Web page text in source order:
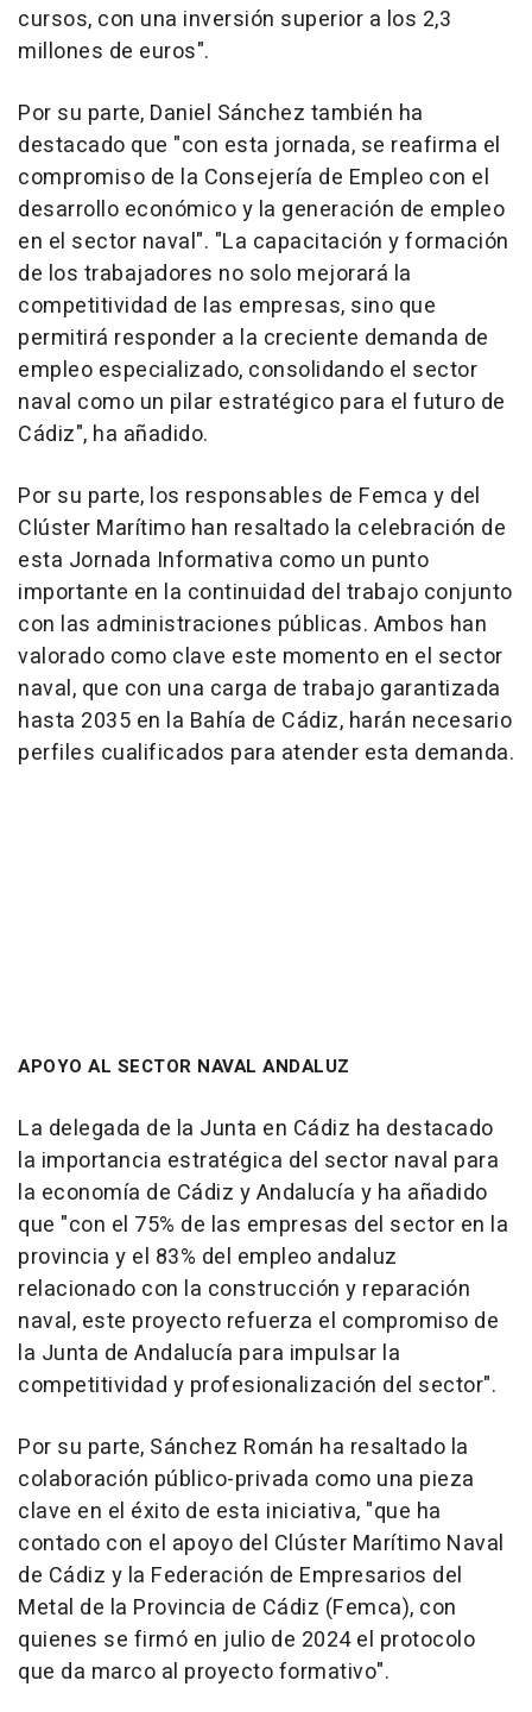
cursos, con una inversión superior a los 2,3
millones de euros".
Por su parte, Daniel Sánchez también ha
destacado que "con esta jornada, se reafirma el
compromiso de la Consejería de Empleo con el
desarrollo económico y la generación de empleo
en el sector naval". "La capacitación y formación
de los trabajadores no solo mejorará la
competitividad de las empresas, sino que
permitirá responder a la creciente demanda de
empleo especializado, consolidando el sector
naval como un pilar estratégico para el futuro de
Cádiz", ha añadido.
Por su parte, los responsables de Femca y del
Clúster Marítimo han resaltado la celebración de
esta Jornada Informativa como un punto
importante en la continuidad del trabajo conjunto
con las administraciones públicas. Ambos han
valorado como clave este momento en el sector
naval, que con una carga de trabajo garantizada
hasta 2035 en la Bahía de Cádiz, harán necesario
perfiles cualificados para atender esta demanda.
APOYO AL SECTOR NAVAL ANDALUZ
La delegada de la Junta en Cádiz ha destacado
la importancia estratégica del sector naval para
la economía de Cádiz y Andalucía y ha añadido
que "con el 75% de las empresas del sector en la
provincia y el 83% del empleo andaluz
relacionado con la construcción y reparación
naval, este proyecto refuerza el compromiso de
la Junta de Andalucía para impulsar la
competitividad y profesionalización del sector".
Por su parte, Sánchez Román ha resaltado la
colaboración público-privada como una pieza
clave en el éxito de esta iniciativa, "que ha
contado con el apoyo del Clúster Marítimo Naval
de Cádiz y la Federación de Empresarios del
Metal de la Provincia de Cádiz (Femca), con
quienes se firmó en julio de 2024 el protocolo
que da marco al proyecto formativo".